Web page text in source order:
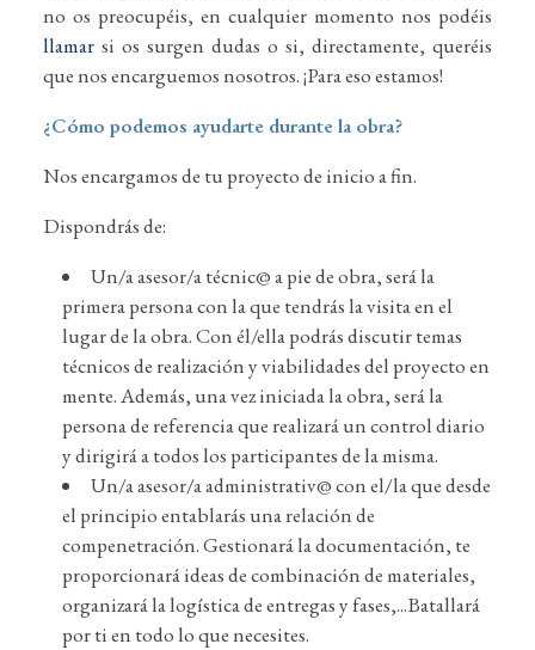
no os preocupéis, en cualquier momento nos podéis
llamar si os surgen dudas o si, directamente, queréis
que nos encarguemos nosotros. ¡Para eso estamos!
¿Cómo podemos ayudarte durante la obra?
Nos encargamos de tu proyecto de inicio a fin.
Dispondrás de:
Un/a asesor/a técnic@ a pie de obra, será la
primera persona con la que tendrás la visita en el
lugar de la obra. Con él/ella podrás discutir temas
técnicos de realización y viabilidades del proyecto en
mente. Además, una vez iniciada la obra, será la
persona de referencia que realizará un control diario
y dirigirá a todos los participantes de la misma.
Un/a asesor/a administrativ@ con el/la que desde
el principio entablarás una relación de
compenetración. Gestionará la documentación, te
proporcionará ideas de combinación de materiales,
organizará la logística de entregas y fases,...Batallará
por ti en todo lo que necesites.